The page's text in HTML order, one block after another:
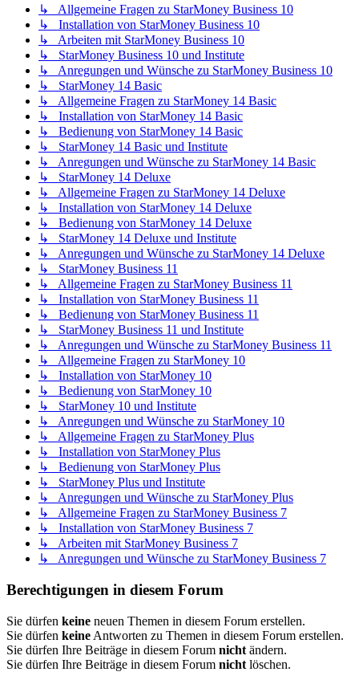
↳ Allgemeine Fragen zu StarMoney Business 10
↳ Installation von StarMoney Business 10
↳ Arbeiten mit StarMoney Business 10
↳ StarMoney Business 10 und Institute
↳ Anregungen und Wünsche zu StarMoney Business 10
↳ StarMoney 14 Basic
↳ Allgemeine Fragen zu StarMoney 14 Basic
↳ Installation von StarMoney 14 Basic
↳ Bedienung von StarMoney 14 Basic
↳ StarMoney 14 Basic und Institute
↳ Anregungen und Wünsche zu StarMoney 14 Basic
↳ StarMoney 14 Deluxe
↳ Allgemeine Fragen zu StarMoney 14 Deluxe
↳ Installation von StarMoney 14 Deluxe
↳ Bedienung von StarMoney 14 Deluxe
↳ StarMoney 14 Deluxe und Institute
↳ Anregungen und Wünsche zu StarMoney 14 Deluxe
↳ StarMoney Business 11
↳ Allgemeine Fragen zu StarMoney Business 11
↳ Installation von StarMoney Business 11
↳ Bedienung von StarMoney Business 11
↳ StarMoney Business 11 und Institute
↳ Anregungen und Wünsche zu StarMoney Business 11
↳ Allgemeine Fragen zu StarMoney 10
↳ Installation von StarMoney 10
↳ Bedienung von StarMoney 10
↳ StarMoney 10 und Institute
↳ Anregungen und Wünsche zu StarMoney 10
↳ Allgemeine Fragen zu StarMoney Plus
↳ Installation von StarMoney Plus
↳ Bedienung von StarMoney Plus
↳ StarMoney Plus und Institute
↳ Anregungen und Wünsche zu StarMoney Plus
↳ Allgemeine Fragen zu StarMoney Business 7
↳ Installation von StarMoney Business 7
↳ Arbeiten mit StarMoney Business 7
↳ Anregungen und Wünsche zu StarMoney Business 7
Berechtigungen in diesem Forum
Sie dürfen keine neuen Themen in diesem Forum erstellen.
Sie dürfen keine Antworten zu Themen in diesem Forum erstellen.
Sie dürfen Ihre Beiträge in diesem Forum nicht ändern.
Sie dürfen Ihre Beiträge in diesem Forum nicht löschen.